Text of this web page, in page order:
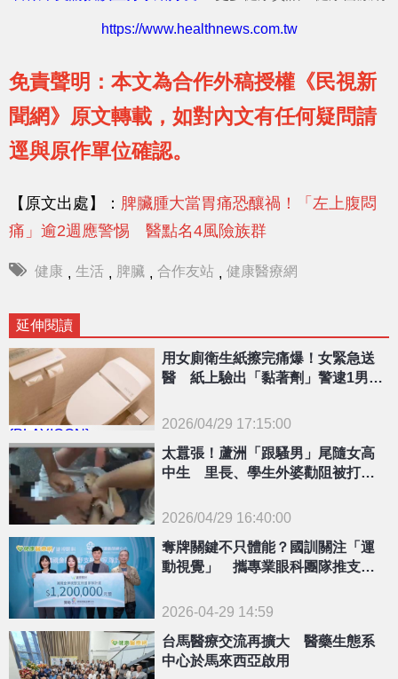
https://www.healthnews.com.tw
免責聲明：本文為合作外稿授權《民視新
聞網》原文轉載，如對內文有任何疑問請
逕與原作單位確認。
【原文出處】： 脾臟腫大當胃痛恐釀禍！「左上腹悶
痛」逾2週應警惕 醫點名4風險族群
健康 , 生活 , 脾臟 , 合作友站 , 健康醫療網
延伸閱讀
{PLAYICON}
用女廁衛生紙擦完痛爆！女緊急送
醫 紙上驗出「黏著劑」警逮1男偷
2026/04/29 17:15:00
{PLAYICON}
太囂張！蘆洲「跟騷男」尾隨女高
中生 里長、學生外婆勸阻被打成
2026/04/29 16:40:00
奪牌關鍵不只體能？國訓關注「運
動視覺」 攜專業眼科團隊推支持
2026-04-29 14:59
台馬醫療交流再擴大 醫藥生態系
中心於馬來西亞啟用